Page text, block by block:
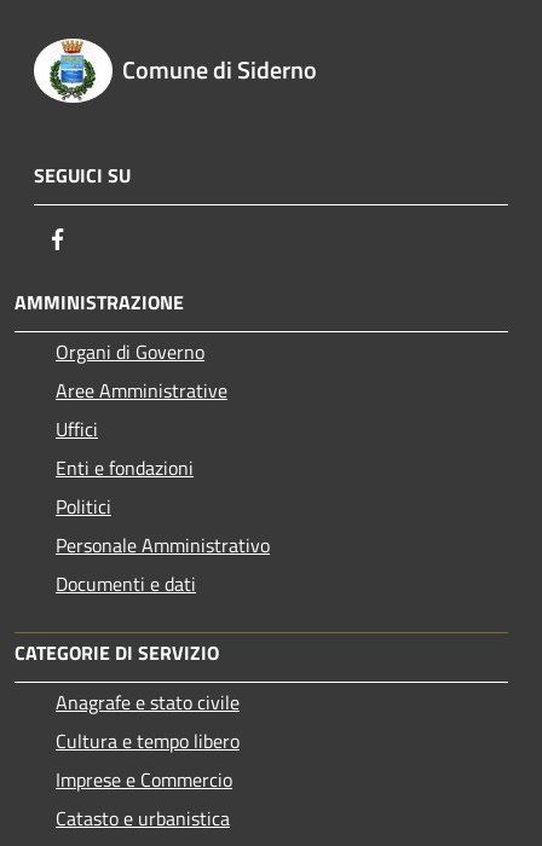
Comune di Siderno
SEGUICI SU
AMMINISTRAZIONE
Organi di Governo
Aree Amministrative
Uffici
Enti e fondazioni
Politici
Personale Amministrativo
Documenti e dati
CATEGORIE DI SERVIZIO
Anagrafe e stato civile
Cultura e tempo libero
Imprese e Commercio
Catasto e urbanistica